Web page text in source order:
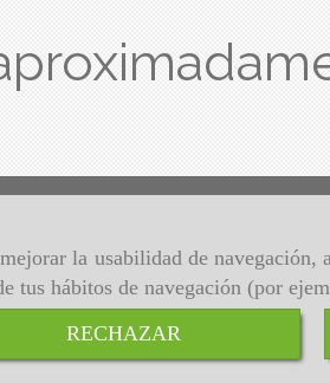
la usabilidad de
tus hábitos de navegación (por
RECHAZAR